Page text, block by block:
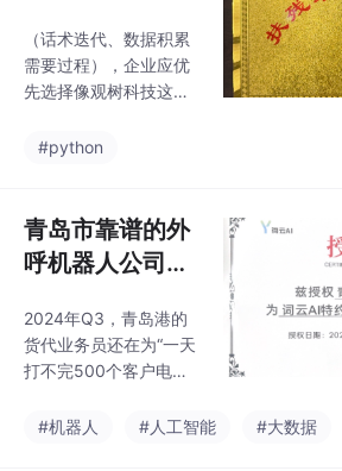
（话术迭代、数据积累
需要过程），企业应优
先选择像观树科技这类
技术、真实案例的正规
实性，避免陷入“低价陷
阱”。传统“看评价+听推
荐”的方式，要么被水军
虚构踩坑，导致企业采
购后线路不稳定、话术
违规被封、数据泄露风
树科技，会提供“外呼系
#python
青岛市靠谱的外
呼机器人公司哪
2024年Q3，青岛港的
货代业务员还在为“一天
打不完500个客户电话”
工厂因“售后回访话术违
#机器人 #人工智能 #大数据